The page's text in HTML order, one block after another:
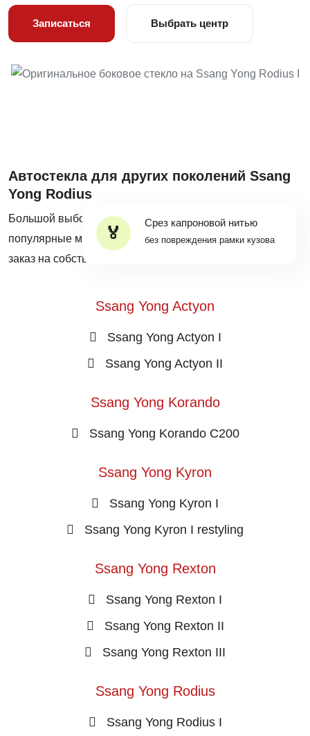
Записаться Выбрать центр
Срез капроновой нитью
без повреждения рамки кузова
Автостекла для других поколений Ssang
Yong Rodius
Большой выбор оригинальных автостекол на все
популярные модели Ssang Yong Rodius в наличии и на
заказ на собственных складах Mobiscar®.
Ssang Yong Actyon
Ssang Yong Actyon I
Ssang Yong Actyon II
Ssang Yong Korando
Ssang Yong Korando C200
Ssang Yong Kyron
Ssang Yong Kyron I
Ssang Yong Kyron I restyling
Ssang Yong Rexton
Ssang Yong Rexton I
Ssang Yong Rexton II
Ssang Yong Rexton III
Ssang Yong Rodius
Ssang Yong Rodius I